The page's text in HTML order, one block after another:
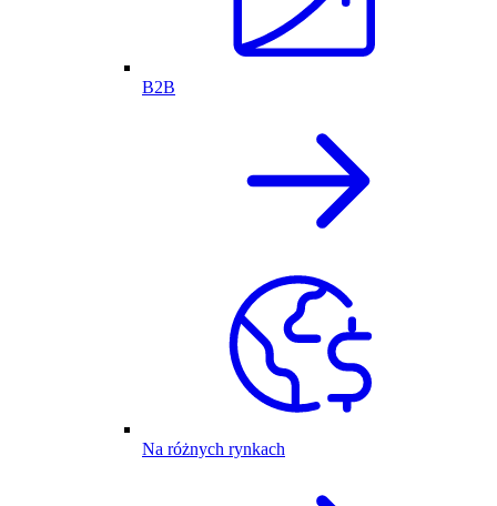
B2B
Na różnych rynkach